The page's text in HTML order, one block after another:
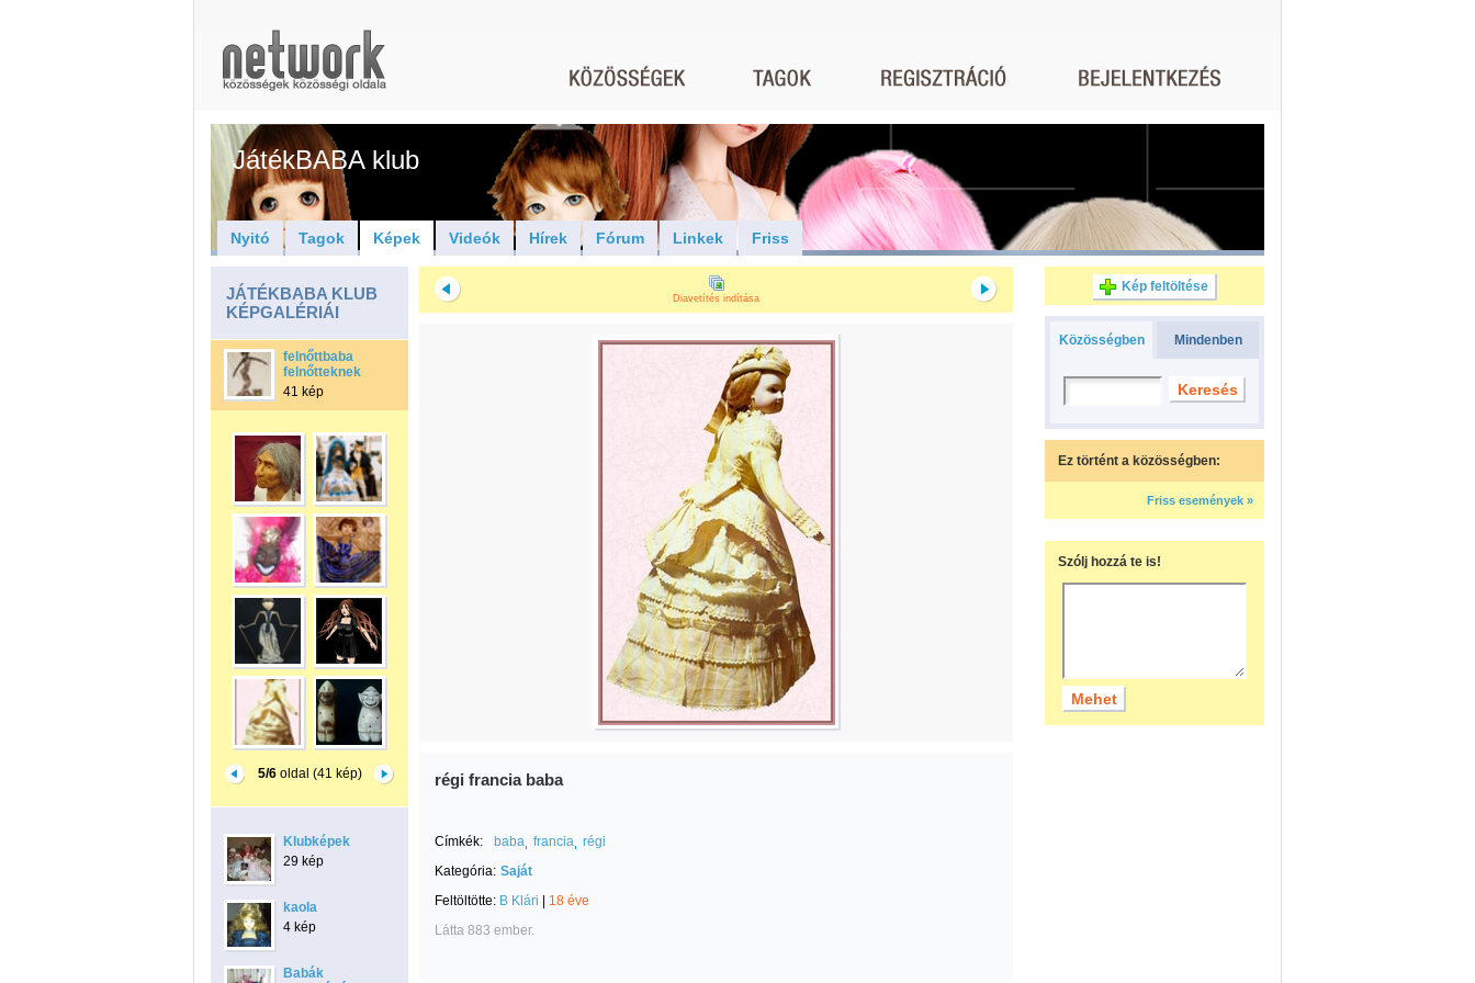
JátékBABA klub
Nyitó Tagok Képek Videók Hírek Fórum Linkek Friss
JÁTÉKBABA KLUB
KÉPGALÉRIÁI
felnőttbaba
felnőtteknek
41 kép
5/6oldal (41 kép)
Klubképek
29 kép
kaola
4 kép
Babák
Diavetítés indítása
régi francia baba
Címkék: baba francia régi
Kategória: Saját
Feltöltötte: B Klári
18 éve
Látta 883 ember.
Kép feltöltése
Közösségben Mindenben
Ez történt a közösségben:
Friss események »
Szólj hozzá te is!